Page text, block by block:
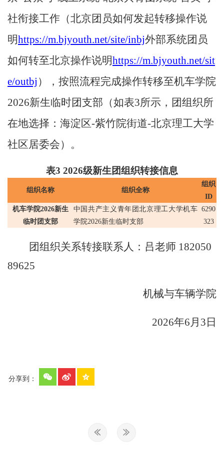
社衔接工作（北京团员如何发起转移操作说
明https://m.bjyouth.net/site/inbj外部系统团员
如何转至北京操作说明https://m.bjyouth.net/sit
e/outbj ），按照流程完成操作转移至机车学院
2026新生临时团支部（如表3所示，团组织所
在地选择：海淀区-紫竹院街道-北京理工大学
社区居委会）。
表3 2026级新生团组织转接信息
组织名称 组织全称
组织
ID
机车学院2026新生
临时团支部
中国共产主义青年团北京理工大学机车
学院2026新生临时支部
6290
323
团组织关系转接联系人：吕老师 182050
89625
机械与车辆学院
2026年6月 3 日
分享到：